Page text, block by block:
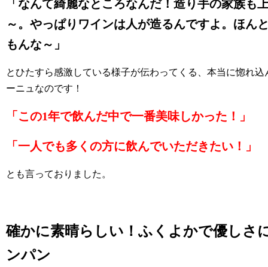
「なんて綺麗なところなんだ！造り手の家族も
～。やっぱりワインは人が造るんですよ。ほん
もんな～」
とひたすら感激している様子が伝わってくる、本当に惚れ
ーニュなのです！
「この1年で飲んだ中で一番美味しかった！」
「一人でも多くの方に飲んでいただきたい！」
とも言っておりました。
確かに素晴らしい！ふくよかで優しさ
ンパン